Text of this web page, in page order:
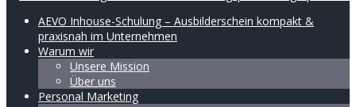
AEVO Inhouse-Schulung – Ausbilderschein kompakt &
praxisnah im Unternehmen
Warum wir
Unsere Mission
Über uns
Personal Marketing